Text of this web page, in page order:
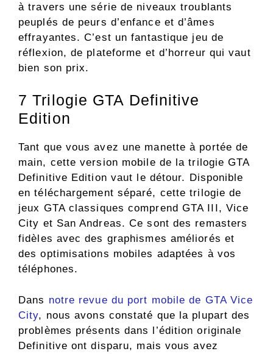
à travers une série de niveaux troublants
peuplés de peurs d’enfance et d’âmes
effrayantes. C’est un fantastique jeu de
réflexion, de plateforme et d’horreur qui vaut
bien son prix.
7Trilogie GTA Definitive
Edition
Tant que vous avez une manette à portée de
main, cette version mobile de la trilogie GTA
Definitive Edition vaut le détour. Disponible
en téléchargement séparé, cette trilogie de
jeux GTA classiques comprend GTA III, Vice
City et San Andreas. Ce sont des remasters
fidèles avec des graphismes améliorés et
des optimisations mobiles adaptées à vos
téléphones.
Dans notre revue du port mobile de GTA Vice
City, nous avons constaté que la plupart des
problèmes présents dans l’édition originale
Definitive ont disparu, mais vous avez